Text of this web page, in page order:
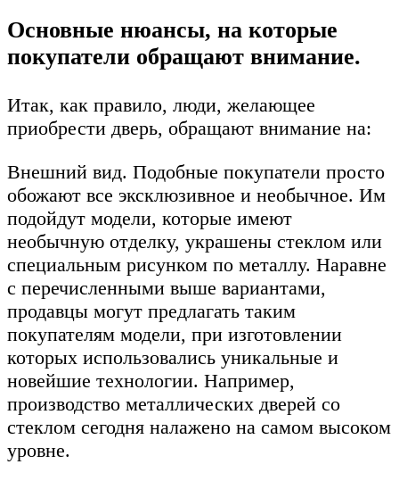
Основные нюансы, на которые
покупатели обращают внимание.
Итак, как правило, люди, желающее
приобрести дверь, обращают внимание на:
Внешний вид. Подобные покупатели просто
обожают все эксклюзивное и необычное. Им
подойдут модели, которые имеют
необычную отделку, украшены стеклом или
специальным рисунком по металлу. Наравне
с перечисленными выше вариантами,
продавцы могут предлагать таким
покупателям модели, при изготовлении
которых использовались уникальные и
новейшие технологии. Например,
производство металлических дверей со
стеклом сегодня налажено на самом высоком
уровне.